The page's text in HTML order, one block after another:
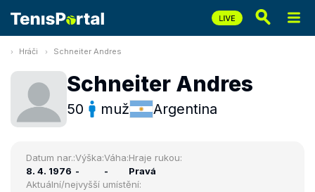
Hráči Schneiter Andres
Schneiter Andres
50 muž Argentina
Datum nar.:
8. 4. 1976
Výška:
-
Váha:
-
Hraje rukou:
Pravá
Aktuální/nejvyšší umístění: